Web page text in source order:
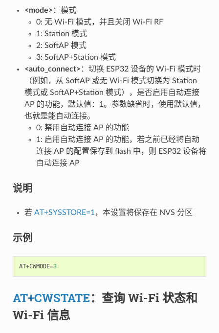
<mode> ：模式
0: 无 Wi-Fi 模式，并且关闭 Wi-Fi RF
1: Station 模式
2: SoftAP 模式
3: SoftAP+Station 模式
<auto_connect> ：切换 ESP32 设备的 Wi-Fi 模式时
（例如，从 SoftAP 或无 Wi-Fi 模式切换为 Station
模式或 SoftAP+Station 模式），是否启用自动连接
AP 的功能，默认值：1。参数缺省时，使用默认值，
也就是能自动连接。
0: 禁用自动连接 AP 的功能
1: 启用自动连接 AP 的功能，若之前已经将自动
连接 AP 的配置保存到 flash 中，则 ESP32 设备将
自动连接 AP
说明
若 AT+SYSSTORE=1 ，本设置将保存在 NVS 分区
示例
AT+CWMODE=3
AT+CWSTATE：查询 Wi-Fi 状态和
Wi-Fi 信息